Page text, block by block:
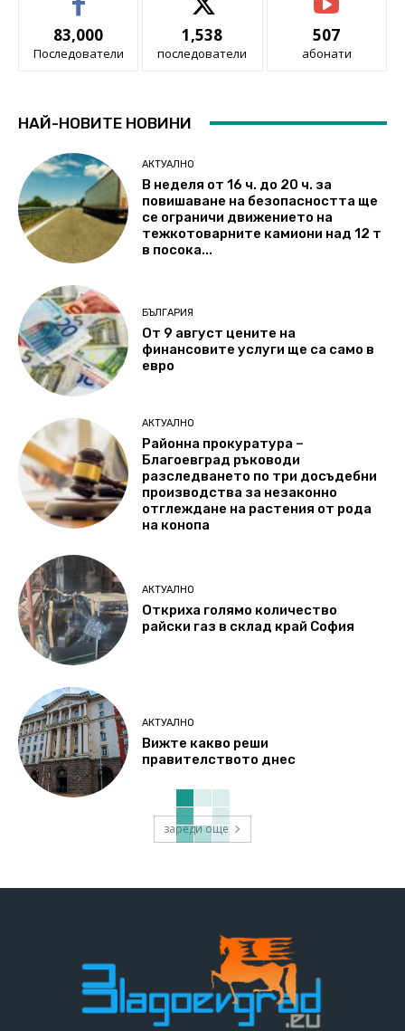
83,000
Последователи
1,538
последователи
507
абонати
НАЙ-НОВИТЕ НОВИНИ
АКТУАЛНО
В неделя от 16 ч. до 20 ч. за
повишаване на безопасността ще
се ограничи движението на
тежкотоварните камиони над 12 т
в посока...
БЪЛГАРИЯ
От 9 август цените на
финансовите услуги ще са само в
евро
АКТУАЛНО
Районна прокуратура –
Благоевград ръководи
разследването по три досъдебни
производства за незаконно
отглеждане на растения от рода
на конопа
АКТУАЛНО
Откриха голямо количество
райски газ в склад край София
АКТУАЛНО
Вижте какво реши
правителството днес
зареди още